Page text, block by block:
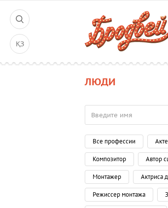
ҚЗ
ЛЮДИ
Все профессии
Композитор Автор
Монтажер Актриса
Режиссер монтажа